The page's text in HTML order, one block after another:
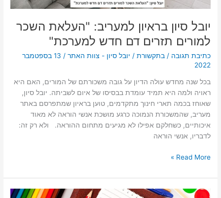
יובל סיון בראיון למעריב: "העלאת השכר
למורים תזרים דם חדש למערכת"
כתיבת תגובה /בתקשורת / יובל סיון - צוות האתר/
13 בספטמבר
2022
בכל שנה מחדש עולה הדיון על גובה משכורתם של המורים, האם היא
ראויה ולמה היא תמיד עומדת בבסיסו של איום לשביתה. יובל סיון,
שאוחז בכמה תארי חינוך מתקדמים, טוען בראיון שמתפרסם באתר
מעריב, שהמשכורת הנמוכה כרגע מושכת אנשי הוראה לא מאוד
איכותיים, כשחלקם אפילו לא מגיעים מתחום ההוראה. ולא רק זה:
לדבריו, אנשי הוראה
למערכת"
Read More »
יובל